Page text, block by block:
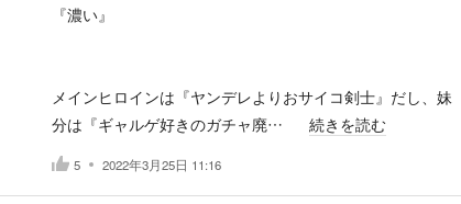
『濃い』
メインヒロインは『ヤンデレよりおサイコ剣士』だし、妹
分は『ギャルゲ好きのガチャ廃…
続きを読む
5 2022年3月25日 11:16